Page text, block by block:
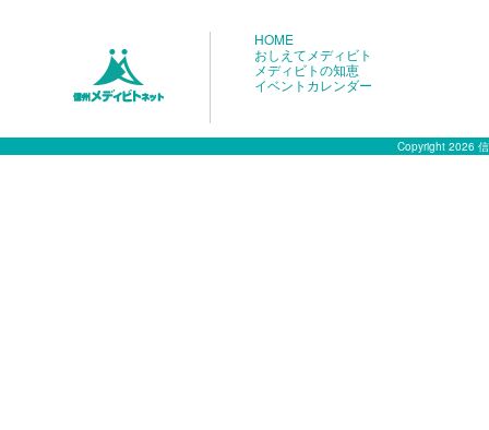
HOME
おしえてメディビト
メディビトの知恵
イベントカレンダー
Copyright 2026